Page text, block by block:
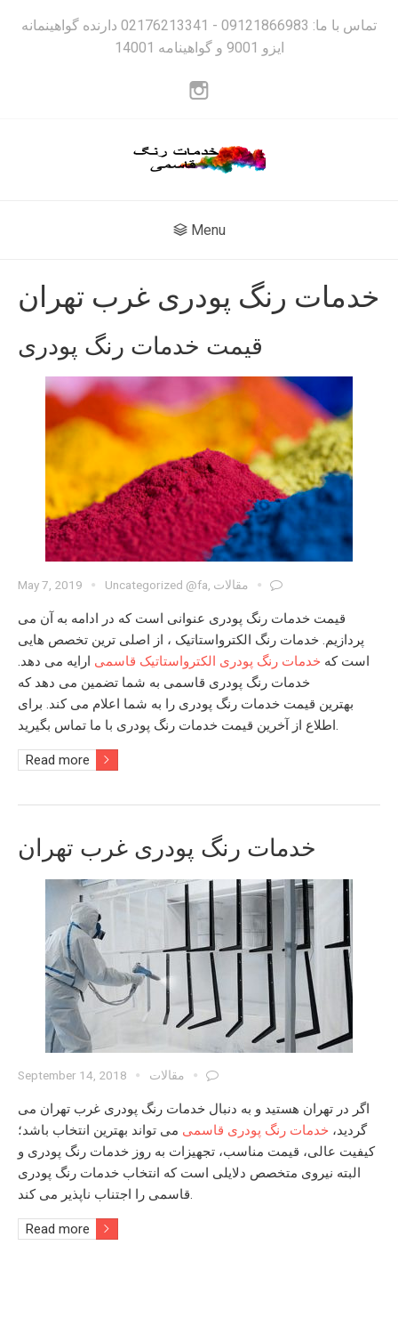
تماس با ما: 09121866983 - 02176213341 دارنده گواهینمانه
ایزو 9001 و گواهینامه 14001
Menu
خدمات رنگ پودری غرب تهران
قیمت خدمات رنگ پودری
May 7, 2019 Uncategorized @fa مقالات
قیمت خدمات رنگ پودری عنوانی است که در ادامه به آن می
پردازیم. خدمات رنگ الکترواستاتیک ، از اصلی ترین تخصص هایی
است که خدمات رنگ پودری الکترواستاتیک قاسمی ارایه می دهد.
خدمات رنگ پودری قاسمی به شما تضمین می دهد که
بهترین قیمت خدمات رنگ پودری را به شما اعلام می کند. برای
اطلاع از آخرین قیمت خدمات رنگ پودری با ما تماس بگیرید.
Read more
خدمات رنگ پودری غرب تهران
September 14, 2018 مقالات
اگر در تهران هستید و به دنبال خدمات رنگ پودری غرب تهران می
گردید، خدمات رنگ پودری قاسمی می تواند بهترین انتخاب باشد؛
کیفیت عالی، قیمت مناسب، تجهیزات به روز خدمات رنگ پودری و
البته نیروی متخصص دلایلی است که انتخاب خدمات رنگ پودری
قاسمیرا اجتناب ناپذیر می کند.
Read more